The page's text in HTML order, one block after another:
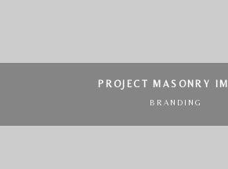
PROJECT MASONRY
BRANDING